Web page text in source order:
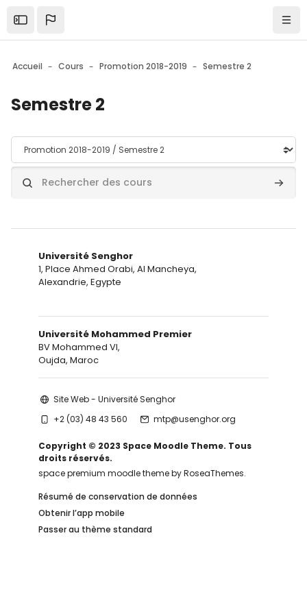
Ouvrir la barre latérale
Accueil Cours Promotion 2018-2019 Semestre 2
Semestre 2
Catégories de cours
Rechercher des cours
Université Senghor
1, Place Ahmed Orabi, Al Mancheya,
Alexandrie, Egypte
Université Mohammed Premier
BV Mohammed VI,
Oujda, Maroc
Site Web - Université Senghor
+2 (03) 48 43 560
mtp@usenghor.org
Copyright © 2023 Space Moodle Theme. Tous
droits réservés.
space premium moodle theme by RoseaThemes.
Résumé de conservation de données
Obtenir l’app mobile
Passer au thème standard